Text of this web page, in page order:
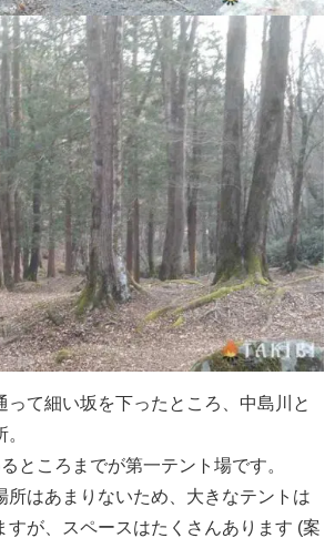
って細い坂を下ったところ、中島川と
ところまでが第一テント場です。
所はあまりないため、大きなテントは
すが、スペースはたくさんあります (案